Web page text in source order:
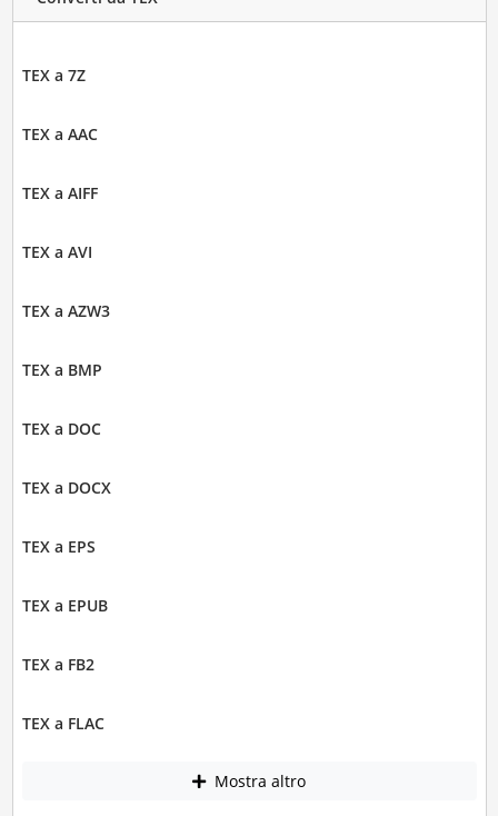
TEX a 7Z
TEX a AAC
TEX a AIFF
TEX a AVI
TEX a AZW3
TEX a BMP
TEX a DOC
TEX a DOCX
TEX a EPS
TEX a EPUB
TEX a FB2
TEX a FLAC
Mostra altro